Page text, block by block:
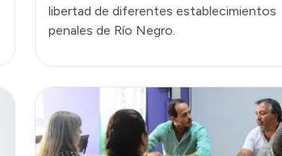
libertad de diferentes establecimientos
penales de Río Negro.